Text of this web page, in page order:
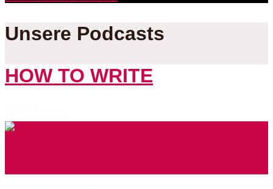
Unsere Podcasts
HOW TO WRITE